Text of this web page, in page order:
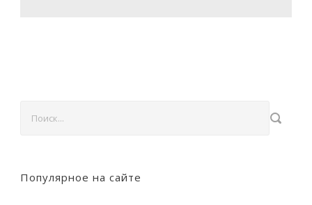
Популярное на сайте